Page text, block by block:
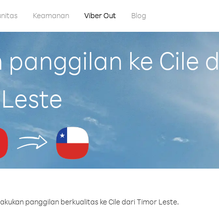
Keamanan Viber Out Blog
ke Cile
Leste
panggilan berkualitas ke Cile dari Timor Leste.